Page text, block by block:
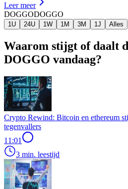
Leer meer
DOGGODOGGO
1U 24U 1W 1M 3M 1J Alles
Waarom stijgt of daalt
DOGGO vandaag?
Crypto Rewind: Bitcoin en ethereum
tegenvallers
11:01
3 min. leestijd